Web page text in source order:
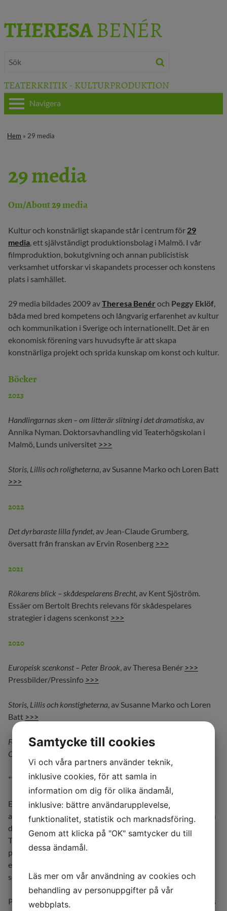
THERESABENÉR
TEATERKRITIK - KULTURPRODUKTION
TEATERKRITIK
29 MEDIA
BLOGG
Navigera
Hem » 29 media
29 media
Om/About 29 media
Kultur och konstnärligt skapande står i centrum för 29
media, ett självständigt produktionsbolag i Malmö. I vår
filmproduktion, bokutgivning och annan publicistisk
verksamhet utforskar vi skapandets processer och konstens
plats i samhället.
29 media bildades 2009 avTheresa Benér och Peggy Eklöf,
båda med bred kompetens och långvarig erfarenhet av kultur
och kommunikation i Sverige och internationellt. Det är en
ekonomisk förening vars huvudsyfte är att skapa
konstnärliga projekt och sprida kunskap om konst och kultur.
Böcker
2023
Handlingarnas sken – om litterär slitning i det dramatiska , av
Annika Nyman. Doktorsavhandling vid Teaterhögskolan i
Malmö, Lunds universitet >>>
Storis, Lillis och roligheterna , av Susanne Marko och Loren Batt
>>>
2022
Det dyrbaraste lilla fyndet, av Jean-Claude Grumberg,
översatt från franskan av Ervin Rosenberg >>>
2021
Rökarens blick – skådespelarens Brecht, av Kent Sjöström.
Essäer om Bertolt Brechts relevans för skådespelares
strategier i dagens scenkonst >>>
2020
Europeisk scenkonst – Peter Brook , av Theresa Benér >>>
Pressbilder/Pressinfo >>>
Storis, Lillis och konstigheterna , av Susanne Marko och Loren
Batt >>>
Foto: Handlingarnas sken – om litterär slitning i det dramatiska.
Omslagsbild
***********************************
Established in 2009 byPeggy EklöfandTheresa Benér
an independent media company. Based in Sweden,29 media
develops projects relating to the arts and artistic creation.
Through film production, book publishing and diverse
publications, the producers inquire into creative processes,
emphasizing the vital role of the arts in contemporary
societies.
Peggy Eklöf and Theresa Benér are the owners and directors
Samtycke till cookies
Vi och våra partners använder teknik,
inklusive cookies, för att samla in
information om dig för olika ändamål,
inklusive: bättre användarupplevelse,
funktionalitet, statistik och marknadsföring.
Genom att klicka på "OK" samtycker du till
dessa ändamål.
Läs mer om vår användning av cookies och
behandling av personuppgifter på vår
webbplats.